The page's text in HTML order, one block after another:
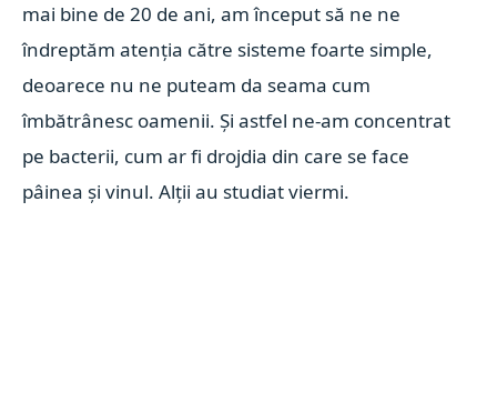
mai bine de 20 de ani, am început să ne ne
îndreptăm atenția către sisteme foarte simple,
deoarece nu ne puteam da seama cum
îmbătrânesc oamenii. Și astfel ne-am concentrat
pe bacterii, cum ar fi drojdia din care se face
pâinea și vinul. Alții au studiat viermi.